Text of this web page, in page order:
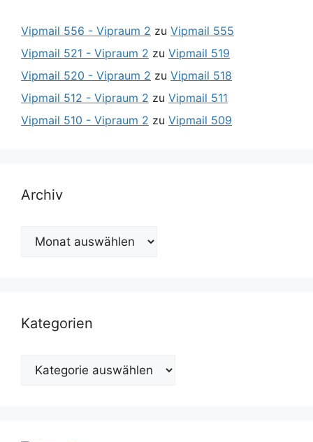
Vipmail 556 - Vipraum 2 zu Vipmail 555
Vipmail 521 - Vipraum 2 zu Vipmail 519
Vipmail 520 - Vipraum 2 zu Vipmail 518
Vipmail 512 - Vipraum 2 zu Vipmail 511
Vipmail 510 - Vipraum 2 zu Vipmail 509
Archiv
Archiv
Kategorien
Kategorien